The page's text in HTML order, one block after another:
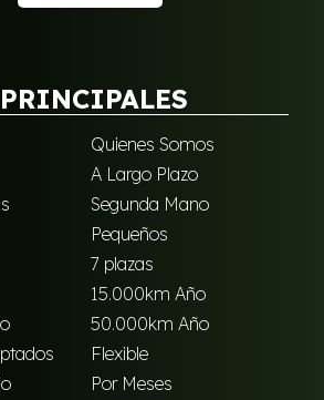
Quienes Somos
A Largo Plazo
Segunda Mano
Pequeños
7 plazas
15.000km Año
50.000km Año
Flexible
Por Meses